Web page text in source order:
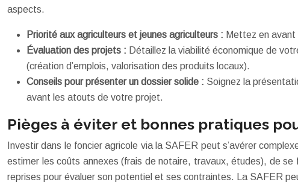
aspects.
Priorité aux agriculteurs et jeunes agriculteurs : Mettez en
Évaluation des projets : Détaillez la viabilité économique de
(création d’emplois, valorisation des produits locaux).
Conseils pour présenter un dossier solide : Soignez la
avant les atouts de votre projet.
Pièges à éviter et bonnes pratiques
Investir dans le foncier agricole via la SAFER peut s’avérer
estimer les coûts annexes (frais de notaire, travaux, études), de
reprises pour évaluer son potentiel et ses contraintes. La SAFER